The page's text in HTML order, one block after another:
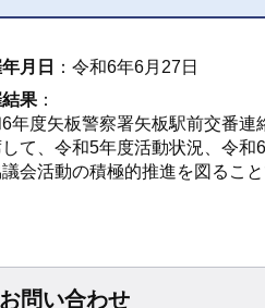
月日
：令和6年6月27日
果：
年度矢板警察署矢板駅前交番
て、令和5年度活動状況、令
会活動の積極的推進を図ること
お問い合わせ